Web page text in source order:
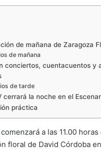
de mañana de Zaragoza
de mañana
conciertos, cuentacuentos y
de tarde
cerrará la noche en el
práctica
a las 11.00 horas
floral de David Córdoba